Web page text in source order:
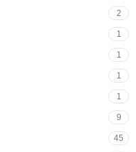
2
1
1
1
1
9
45